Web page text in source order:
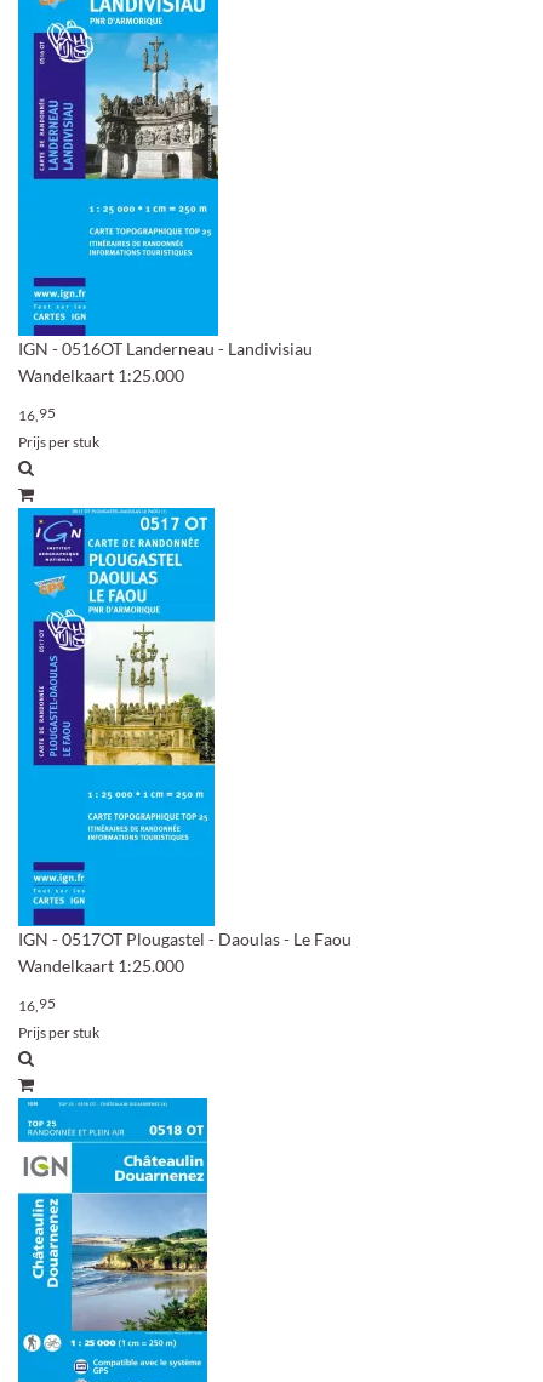
IGN - 0516OT Landerneau - Landivisiau
Wandelkaart 1:25.000
16,95
Prijs per stuk
IGN - 0517OT Plougastel - Daoulas - Le Faou
Wandelkaart 1:25.000
16,95
Prijs per stuk